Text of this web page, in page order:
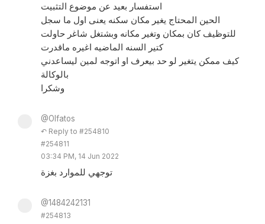
استفسار بعيد عن موضوع التثبيت
الحين المحتاج يغير مكان سكنه يعنى اول ما سجل
للتوظيف كان بمكان وتغير مكانه وبشتغل شاغر حاولت
كتير السنه الماضيه اغيره ماقدرت
كيف ممكن يتغير لو حد بيعرف او اتوجه لمين ليساعدني
بالوكالة
وشكرا
@Olfatos
↶ Reply to #254810
#254811
03:34 PM, 14 Jun 2022
توجهي للموارد بغزة
@1484242131
#254813